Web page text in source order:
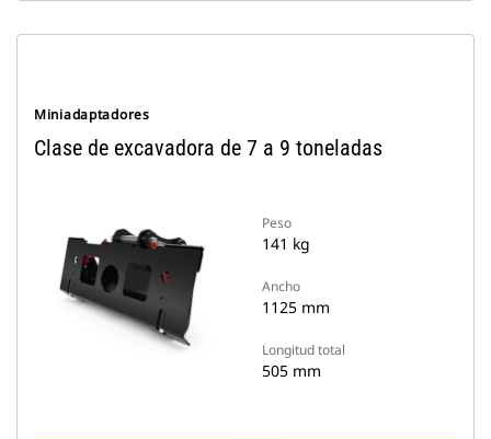
Miniadaptadores
Clase de excavadora de 7 a 9 toneladas
Peso
141 kg
Ancho
1125 mm
Longitud total
505 mm